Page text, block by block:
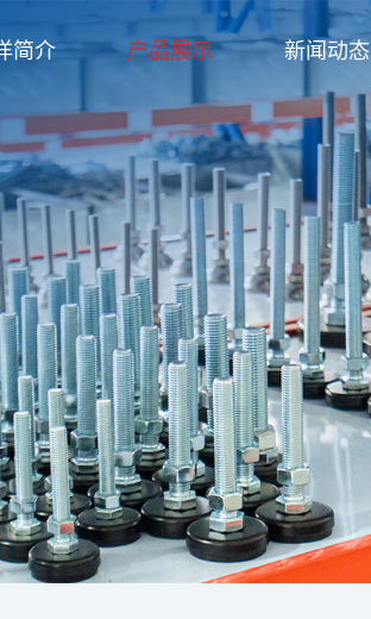
简介 产品展示 新闻动态